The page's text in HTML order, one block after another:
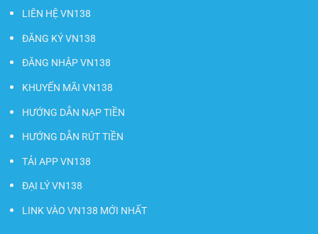
LIÊN HỆ VN138
ĐĂNG KÝ VN138
ĐĂNG NHẬP VN138
KHUYẾN MÃI VN138
HƯỚNG DẪN NẠP TIỀN
HƯỚNG DẪN RÚT TIỀN
TẢI APP VN138
ĐẠI LÝ VN138
LINK VÀO VN138 MỚI NHẤT